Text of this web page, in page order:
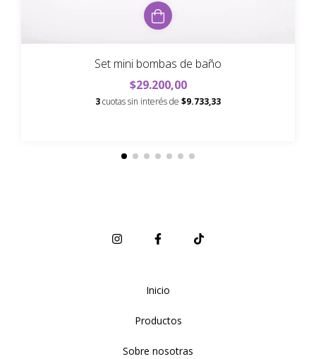
Set mini bombas de baño
$29.200,00
3cuotas sin interés de $9.733,33
Inicio
Productos
Sobre nosotras